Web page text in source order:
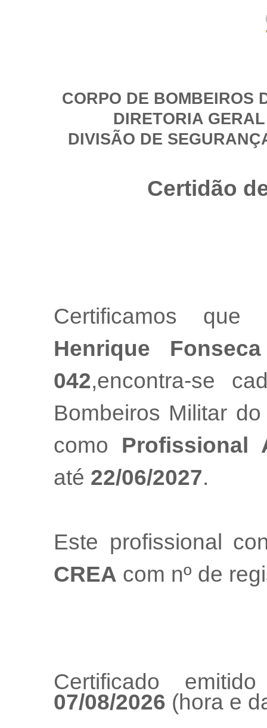
CORPO DE BOMBEIROS
DIRETORIA
DIVISÃO DE
Certidão
Certificamos
Henrique
042,encontra-se
Bombeiros Militar
como Profissional
até 22/06/2027.
Este profissional
CREA com nº de
Certificado
07/08/2026 (hora e